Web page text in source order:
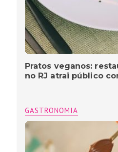
Pratos veganos:
no RJ atrai público
GASTRONOMIA